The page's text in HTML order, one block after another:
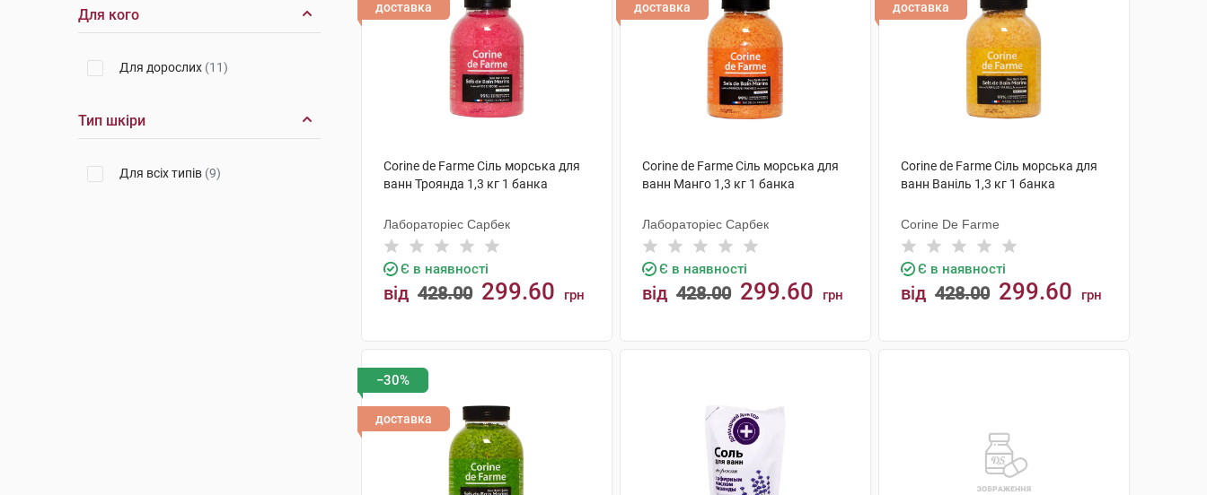
Для кого
Для дорослих (11)
Тип шкіри
Для всіх типів (9)
доставка
Corine de Farme Сіль морська для
ванн Троянда 1,3 кг 1 банка
Лабораторіес Сарбек
Є в наявності
від 428.00 299.60 грн
доставка
Corine de Farme Сіль морська для
ванн Манго 1,3 кг 1 банка
Лабораторіес Сарбек
Є в наявності
від 428.00 299.60 грн
доставка
Corine de Farme Сіль морська для
ванн Ваніль 1,3 кг 1 банка
Corine De Farme
Є в наявності
від 428.00 299.60 грн
−30%
доставка